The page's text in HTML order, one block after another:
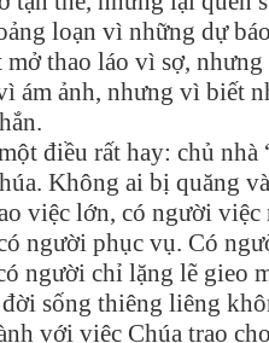
loạn vì những dự
mở thao láo vì sợ,
ám ảnh, nhưng vì biết
điều rất hay: chủ
Không ai bị quăng
việc lớn, có người
người phục vụ. Có
người chỉ lặng lẽ gieo
sống thiêng liêng
với việc Chúa trao